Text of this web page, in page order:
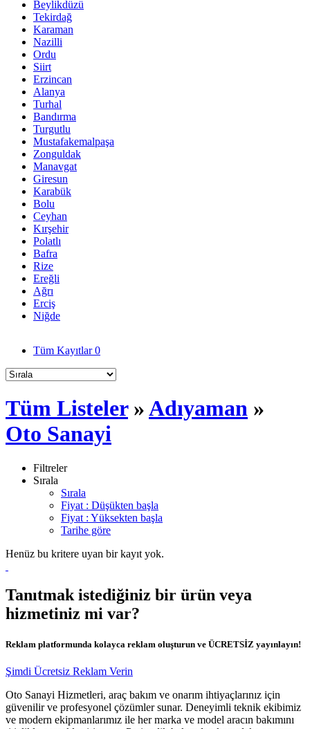
Beylikdüzü
Tekirdağ
Karaman
Nazilli
Ordu
Siirt
Erzincan
Alanya
Turhal
Bandırma
Turgutlu
Mustafakemalpaşa
Zonguldak
Manavgat
Giresun
Karabük
Bolu
Ceyhan
Kırşehir
Polatlı
Bafra
Rize
Ereğli
Ağrı
Erciş
Niğde
Tüm Kayıtlar0
Tüm Listeler»Adıyaman »
Oto Sanayi
Filtreler
Sırala
Sırala
Fiyat : Düşükten başla
Fiyat : Yüksekten başla
Tarihe göre
Henüz bu kritere uyan bir kayıt yok.
Tanıtmak istediğiniz bir ürün veya
hizmetiniz mi var?
Reklam platformunda kolayca reklam oluşturun ve ÜCRETSİZ yayınlayın!
Şimdi Ücretsiz Reklam Verin
Oto Sanayi Hizmetleri, araç bakım ve onarım ihtiyaçlarınız için
güvenilir ve profesyonel çözümler sunar. Deneyimli teknik ekibimiz
ve modern ekipmanlarımız ile her marka ve model aracın bakımını